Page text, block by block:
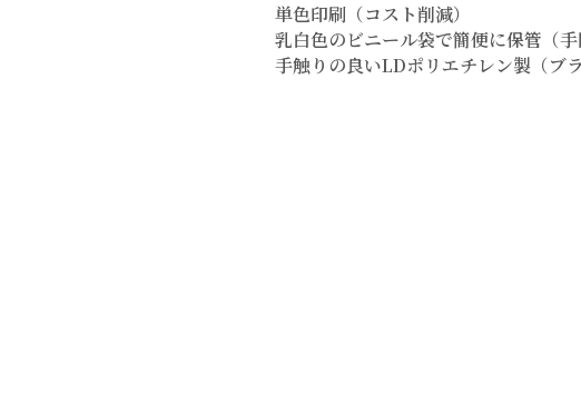
単色印刷（コスト削減）
乳白色のビニール袋で簡便に保管（手
手触りの良いLDポリエチレン製（ブ